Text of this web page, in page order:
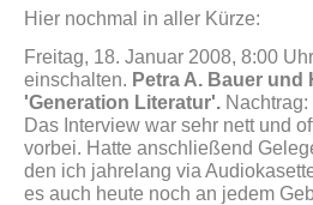
Hier nochmal in aller Kürze:
Freitag, 18. Januar 2008, 8:00
einschalten. Petra A. Bauer
'Generation Literatur'. Nachtrag:
Das Interview war sehr nett und
vorbei. Hatte anschließend
den ich jahrelang via
es auch heute noch an jedem